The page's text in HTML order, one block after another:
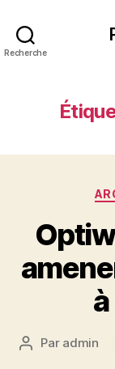
Recherche
Auteur
Par admin